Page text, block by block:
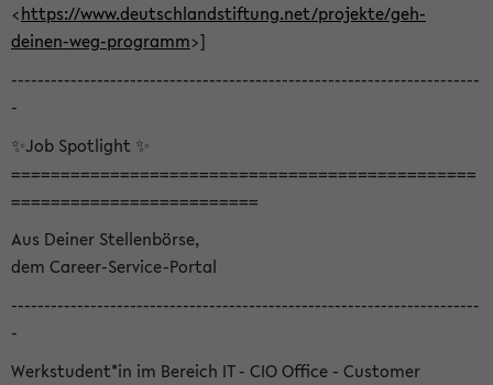
<https://www.deutschlandstiftung.net/projekte/geh-
deinen-weg-programm>]
-----------------------------------------------------------------------
-
✨Job Spotlight ✨
===============================================
=========================
Aus Deiner Stellenbörse,
dem Career-Service-Portal
-----------------------------------------------------------------------
-
Werkstudent*in im Bereich IT - CIO Office - Customer